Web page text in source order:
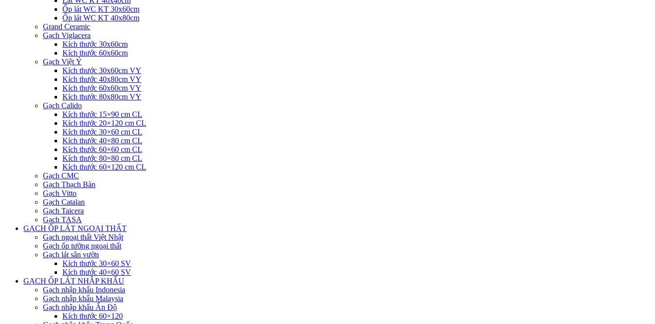
Ốp lát WC KT 30x60cm
Ốp lát WC KT 40x80cm
Grand Ceramic
Gạch Viglacera
Kích thước 30x60cm
Kích thước 60x60cm
Gạch Việt Ý
Kích thước 30x60cm VY
Kích thước 40x80cm VY
Kích thước 60x60cm VY
Kích thước 80x80cm VY
Gạch Calido
Kích thước 15×90 cm CL
Kích thước 20×120 cm CL
Kích thước 30×60 cm CL
Kích thước 40×80 cm CL
Kích thước 60×60 cm CL
Kích thước 80×80 cm CL
Kích thước 60×120 cm CL
Gạch CMC
Gạch Thạch Bàn
Gạch Vitto
Gạch Catalan
Gạch Taicera
Gạch TASA
GẠCH ỐP LÁT NGOẠI THẤT
Gạch ngoại thất Việt Nhật
Gạch ốp tường ngoại thất
Gạch lát sân vườn
Kích thước 30×60 SV
Kích thước 40×60 SV
GẠCH ỐP LÁT NHẬP KHẨU
Gạch nhập khẩu Indonesia
Gạch nhập khẩu Malaysia
Gạch nhập khẩu Ấn Độ
Kích thước 60×120